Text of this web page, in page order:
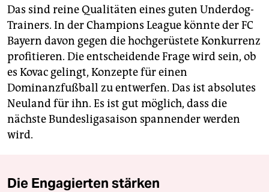
Das sind reine Qualitäten eines guten Underdog-
Trainers. In der Champions League könnte der FC
Bayern davon gegen die hochgerüstete Konkurrenz
profitieren. Die entscheidende Frage wird sein, ob
es Kovac gelingt, Konzepte für einen
Dominanzfußball zu entwerfen. Das ist absolutes
Neuland für ihn. Es ist gut möglich, dass die
nächste Bundesligasaison spannender werden
wird.
Die Engagierten stärken